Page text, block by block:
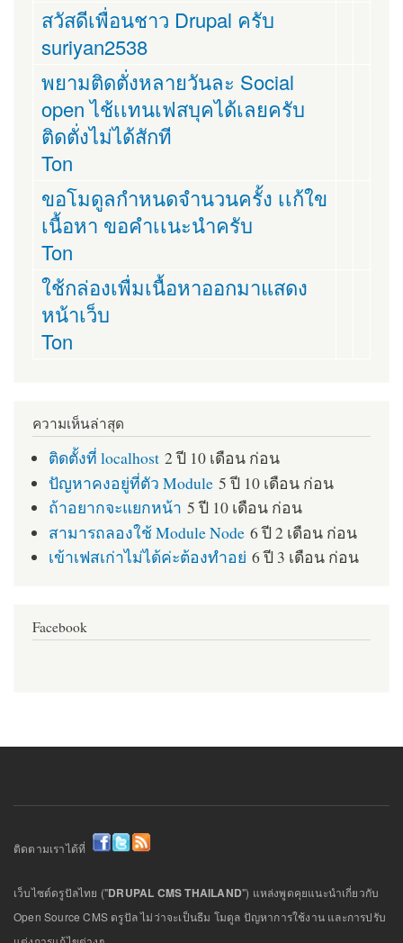
สวัสดีเพื่อนชาว Drupal ครับ
suriyan2538
พยามติดตั่งหลายวันละ Social
open ไช้เเทนเฟสบุคได้เลยครับ
ติดตั่งไม่ได้สักที
Ton
ขอโมดูลกำหนดจำนวนครั้ง เเก้ใข
เนื้อหา ขอคำเเนะนำครับ
Ton
ใช้กล่องเพื่มเนื้อหาออกมาแสดง
หน้าเว็บ
Ton
ความเห็นล่าสุด
ติดตั้งที่ localhost 2 ปี 10 เดือน ก่อน
ปัญหาคงอยู่ที่ตัว Module 5 ปี 10 เดือน ก่อน
ถ้าอยากจะแยกหน้า 5 ปี 10 เดือน ก่อน
สามารถลองใช้ Module Node 6 ปี 2 เดือน ก่อน
เข้าเฟสเก่าไม่ได้ค่ะต้องทำอย่ 6 ปี 3 เดือน ก่อน
Facebook
ติดตามเราได้ที่
เว็บไซต์ดรูปัลไทย ("DRUPAL CMS THAILAND") แหล่งพูดคุยแนะนำเกี่ยวกับ
Open Source CMS ดรูปัล ไม่ว่าจะเป็นธีม โมดูล ปัญหาการใช้งาน และการปรับ